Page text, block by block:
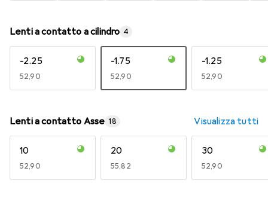
Lenti a contatto a cilindro 4
-2.25
EUR
52,90
-1.75
EUR
52,90
-1.25
EUR
52,90
Lenti a contatto Asse 18 Visualizza tutti
10
EUR
52,90
20
EUR
55,82
30
EUR
52,90